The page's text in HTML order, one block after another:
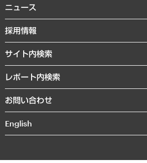
共生・ダイバーシティ
GRC（ガバナンス・リスク・コンプライアンス）・
経済・産業・雇用・労働
まちづくり・観光・交通・スポーツ・スマートシティ
自然資源・農林水産業・食料システム
経営用語集
受託・受注実績（官公庁関連）
メディア掲載・出演
受託案件情報
私たちの想い
社長メッセージ
会社概要
沿革
組織図・本部部室紹介
インドネシア現地法人
個人情報保護方針
ニュース
ニュースリリース
お知らせ
採用情報
サイト内検索
レポート内検索
お問い合わせ
English